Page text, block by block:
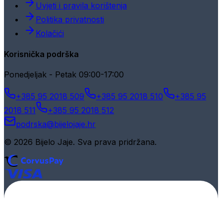
Uvjeti i pravila korištenja
Politika privatnosti
Kolačići
Korisnička podrška
Ponedjeljak - Petak 09:00-17:00
+385 95 2018 509 +385 95 2018 510
+385 95
2018 511
+385 95 2018 512
podrska@bijelojaje.hr
© 2026 Bijelo Jaje. Sva prava pridržana.